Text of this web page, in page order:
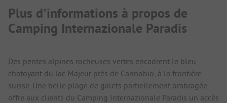
Plus d'informations à propos de
Camping Internazionale Paradis
Des pentes alpines rocheuses vertes encadrent le bleu
chatoyant du lac Majeur près de Cannobio, à la frontière
suisse. Une belle plage de galets partiellement ombragée
offre aux clients du Camping Internazionale Paradis un accès